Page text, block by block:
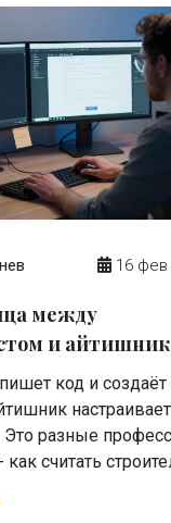
16 фев
между
и
для
код и создаёт
Это разные
как считать
путь.